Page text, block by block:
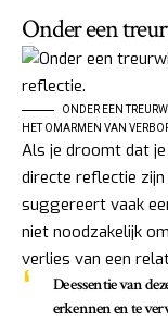
Onder een
ONDER EEN
HET OMARMEN VAN
Als je droomt dat
directe reflectie
suggereert vaak
niet noodzakelijk
verlies van een
De essentie van
erkennen en te